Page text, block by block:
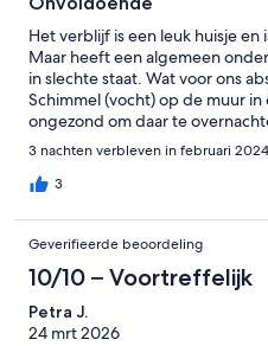
Het verblijf is een leuk huisje
Maar heeft een algemeen
in slechte staat. Wat voor ons
Schimmel (vocht) op de muur
ongezond om daar te
beschermhoes. (Ik heb het niet
matrassen die je na elk bezoek
vuil / onhygiënisch om te
een leuk huisje. Ik zou er wel
om deze reden.
3 nachten verbleven in februari 2024
3
Geverifieerde beoordeling
10/10 – Voortreffelijk
Petra J.
24 mrt 2026